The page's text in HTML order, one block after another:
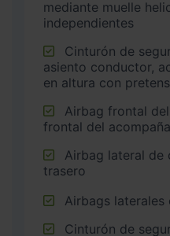
mediante muelle
independientes
asiento conductor,
en altura con
frontal del
trasero
Airbags laterales